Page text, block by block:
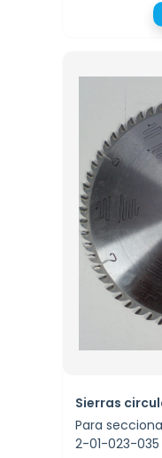
Sierras
Para
2-01-023-035